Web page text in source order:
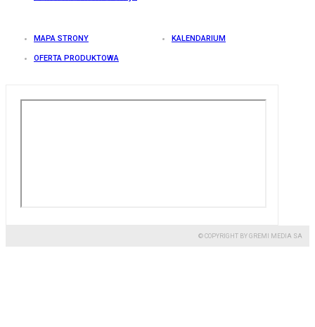
MAPA STRONY KALENDARIUM
OFERTA PRODUKTOWA
© COPYRIGHT BY GREMI MEDIA SA